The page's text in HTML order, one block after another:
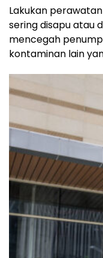
Lakukan
sering disapu atau
mencegah
kontaminan lain